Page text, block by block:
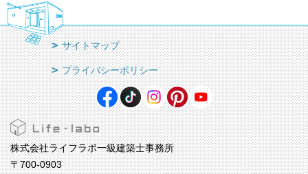
サイトマップ
プライバシーポリシー
株式会社ライフラボ一級建築士事務所
〒700-0903